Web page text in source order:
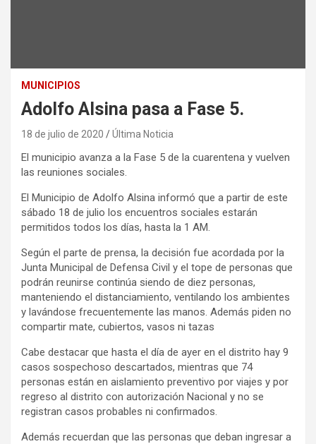
MUNICIPIOS
Adolfo Alsina pasa a Fase 5.
18 de julio de 2020 Última Noticia
El municipio avanza a la Fase 5 de la cuarentena y vuelven
las reuniones sociales.
El Municipio de Adolfo Alsina informó que a partir de este
sábado 18 de julio los encuentros sociales estarán
permitidos todos los días, hasta la 1 AM.
Según el parte de prensa, la decisión fue acordada por la
Junta Municipal de Defensa Civil y el tope de personas que
podrán reunirse continúa siendo de diez personas,
manteniendo el distanciamiento, ventilando los ambientes
y lavándose frecuentemente las manos. Además piden no
compartir mate, cubiertos, vasos ni tazas
Cabe destacar que hasta el día de ayer en el distrito hay 9
casos sospechoso descartados, mientras que 74
personas están en aislamiento preventivo por viajes y por
regreso al distrito con autorización Nacional y no se
registran casos probables ni confirmados.
Además recuerdan que las personas que deban ingresar a